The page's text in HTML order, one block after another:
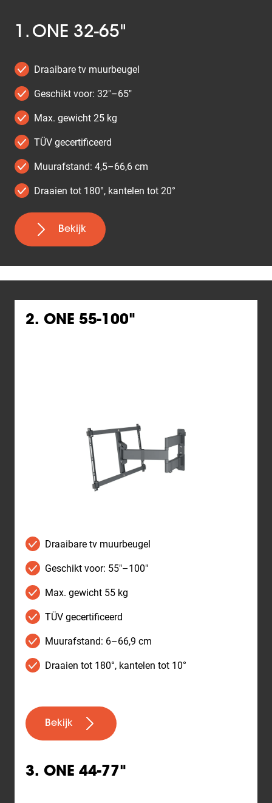
1. ONE 32-65"
Draaibare tv muurbeugel
Geschikt voor: 32"–65"
Max. gewicht 25 kg
TÜV gecertificeerd
Muurafstand: 4,5–66,6 cm
Draaien tot 180°, kantelen tot 20°
Bekijk
2. ONE 55-100"
Draaibare tv muurbeugel
Geschikt voor: 55"–100"
Max. gewicht 55 kg
TÜV gecertificeerd
Muurafstand: 6–66,9 cm
Draaien tot 180°, kantelen tot 10°
Bekijk
3. ONE 44-77"